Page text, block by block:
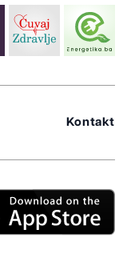
Kontakt